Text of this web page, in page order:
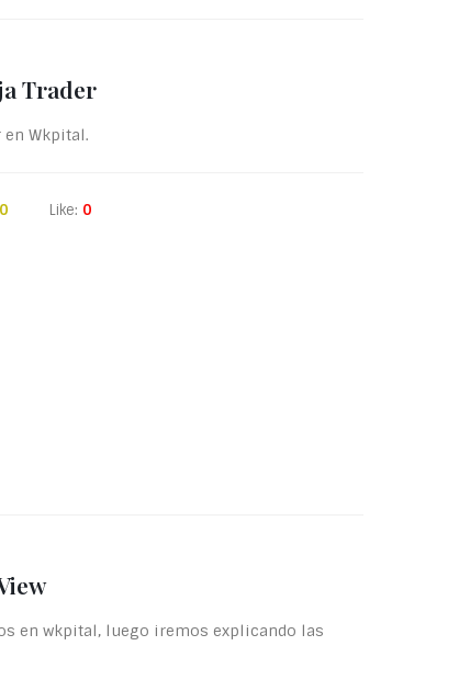
Trader
Wkpital.
0 Like: 0
en wkpital, luego iremos explicando las